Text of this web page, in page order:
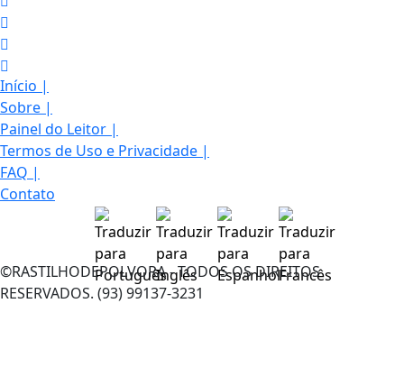
Início |
Sobre |
Painel do Leitor |
Termos de Uso e Privacidade |
FAQ |
Contato
©RASTILHODEPOLVORA - TODOS OS DIREITOS
RESERVADOS. (93) 99137-3231